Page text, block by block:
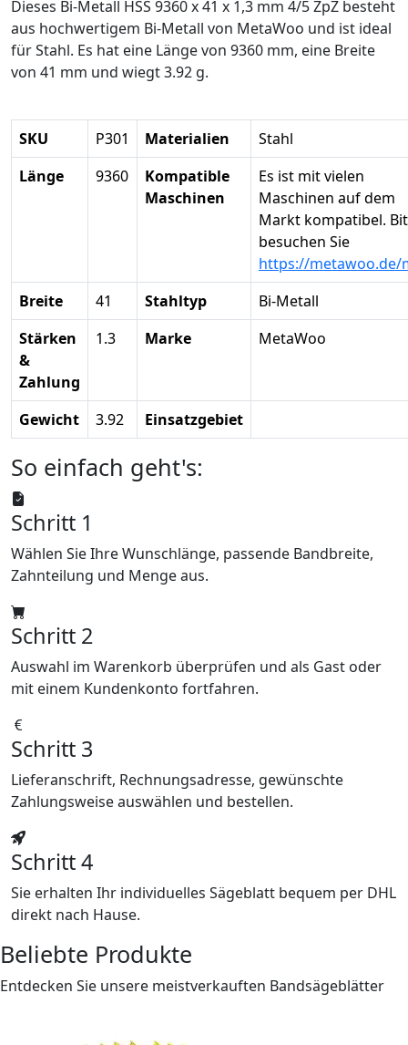
Dieses Bi-Metall HSS 9360 x 41 x 1,3 mm 4/5 ZpZ besteht
aus hochwertigem Bi-Metall von MetaWoo und ist ideal
für Stahl. Es hat eine Länge von 9360 mm, eine Breite
von 41 mm und wiegt 3.92 g.
SKU P301 Materialien
Stahl
Länge
9360
Kompatible
Maschinen
Es ist mit vielen
Maschinen auf dem
Markt kompatibel.
besuchen Sie
https://metawoo.de/
Breite
41 Stahltyp
Bi-Metall
Stärken
&
Zahlung
1.3 Marke MetaWoo
Gewicht 3.92 Einsatzgebiet
So einfach geht's:
Schritt 1
Wählen Sie Ihre Wunschlänge, passende Bandbreite,
Zahnteilung und Menge aus.
Schritt 2
Auswahl im Warenkorb überprüfen und als Gast oder
mit einem Kundenkonto fortfahren.
Schritt 3
Lieferanschrift, Rechnungsadresse, gewünschte
Zahlungsweise auswählen und bestellen.
Schritt 4
Sie erhalten Ihr individuelles Sägeblatt bequem per DHL
direkt nach Hause.
Beliebte Produkte
Entdecken Sie unsere meistverkauften Bandsägeblätter